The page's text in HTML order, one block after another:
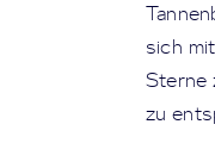
sich
Sterne
zu